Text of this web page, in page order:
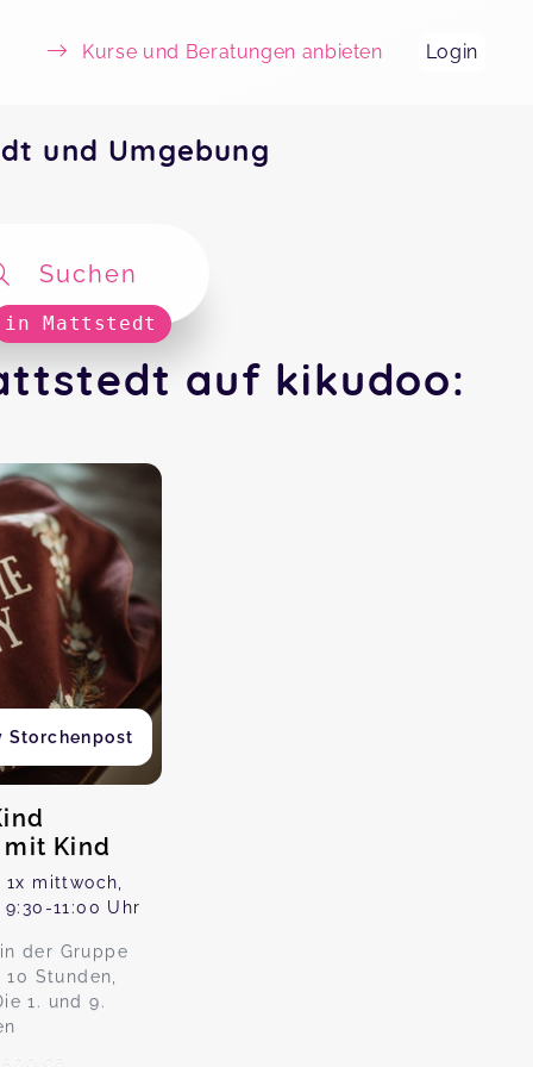
Kurse und Beratungen anbieten Login
und Umgebung
Suchen
in Mattstedt
auf kikudoo:
Storchenpost
Kind
mittwoch,
11:00 Uhr
der Gruppe
Stunden,
1. und 9.